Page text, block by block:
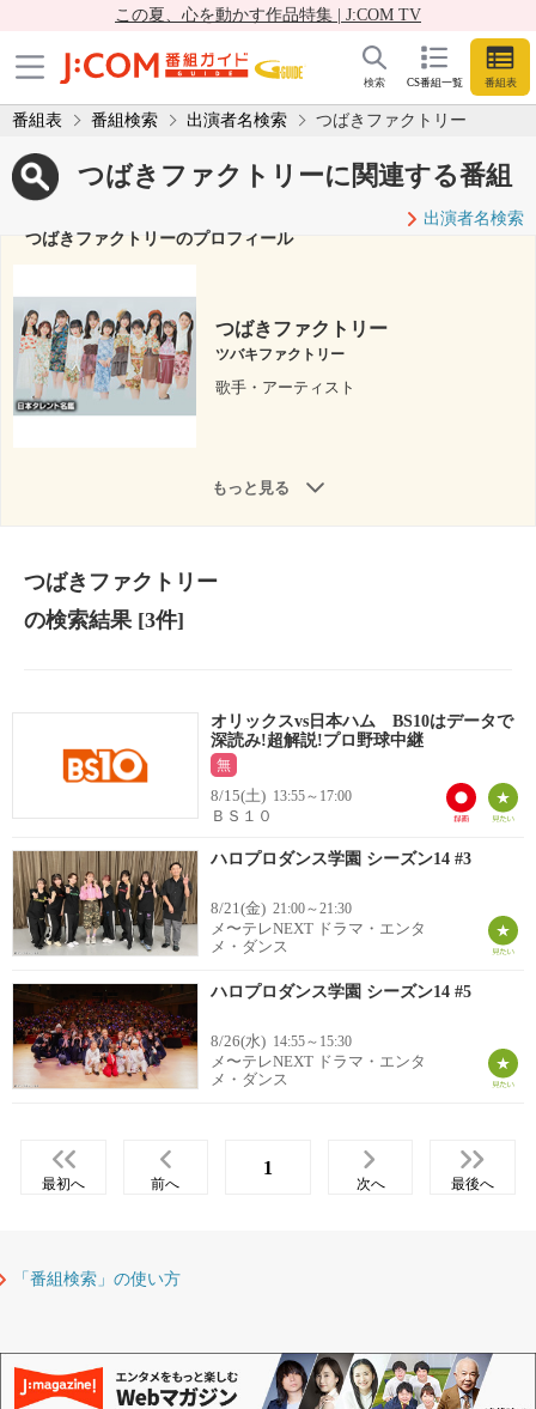
この夏、心を動かす作品特集 | J:COM TV
CS番組一覧 番組表
検索
番組表 番組検索 出演者名検索 つばきファクトリー
つばきファクトリーに関連する番組
出演者名検索
つばきファクトリーのプロフィール
つばきファクトリー
ツバキファクトリー
歌手・アーティスト
もっと見る
つばきファクトリー
の検索結果[3件]
オリックスvs日本ハム BS10はデータで
深読み!超解説!プロ野球中継
無
8/15(土) 13:55～17:00
ＢＳ１０
ハロプロダンス学園 シーズン14 #3
8/21(金) 21:00～21:30
メ〜テレNEXT ドラマ・エンタ
メ・ダンス
ハロプロダンス学園 シーズン14 #5
8/26(水) 14:55～15:30
メ〜テレNEXT ドラマ・エンタ
メ・ダンス
最初へ 前へ
1
次へ 最後へ
「番組検索」の使い方